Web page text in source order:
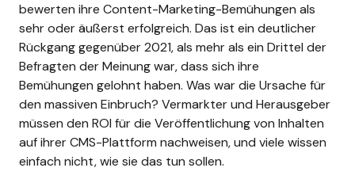
bewerten ihre Content-Marketing-Bemühungen als
sehr oder äußerst erfolgreich. Das ist ein deutlicher
Rückgang gegenüber 2021, als mehr als ein Drittel der
Befragten der Meinung war, dass sich ihre
Bemühungen gelohnt haben. Was war die Ursache für
den massiven Einbruch? Vermarkter und Herausgeber
müssen den ROI für die Veröffentlichung von Inhalten
auf ihrer CMS-Plattform nachweisen, und viele wissen
einfach nicht, wie sie das tun sollen.